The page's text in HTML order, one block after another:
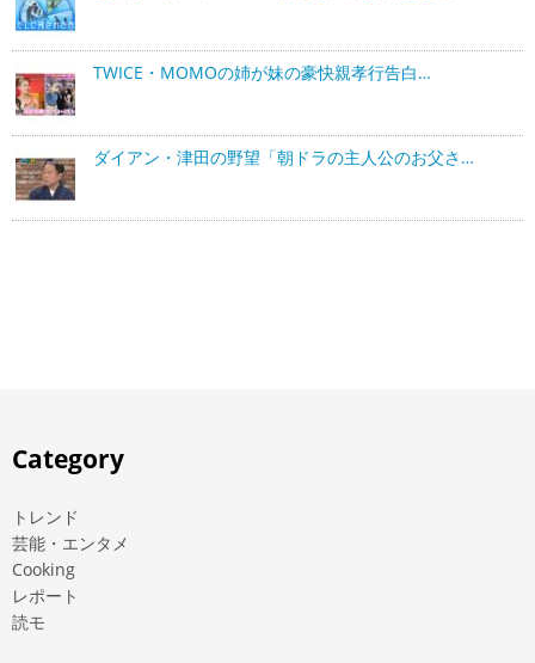
TWICE・MOMOの姉が妹の豪快親孝行告白…
ダイアン・津田の野望「朝ドラの主人公のお父さ…
Category
トレンド
芸能・エンタメ
Cooking
レポート
読モ